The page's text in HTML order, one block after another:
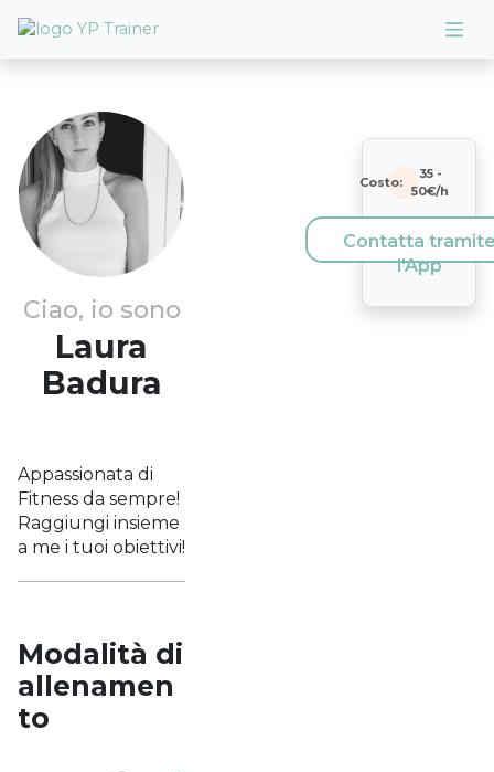
Ciao, io sono
Laura
Badura
Appassionata di
Fitness da sempre!
Raggiungi insieme
a me i tuoi obiettivi!
Modalità di
allenamen
to
Costo:
35-
50€/h
Contatta
l'App